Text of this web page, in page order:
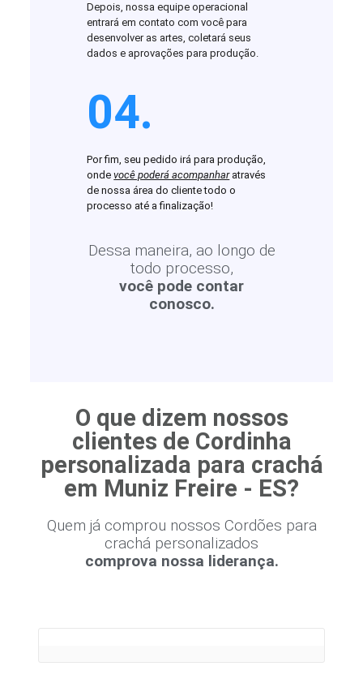
Depois, nossa equipe operacional
entrará em contato com você para
desenvolver as artes, coletará seus
dados e aprovações para produção.
04.
Por fim, seu pedido irá para produção,
ondevocê poderá acompanharatravés
de nossa área do cliente todo o
processo até a finalização!
Dessa maneira, ao longo de
todo processo,
você pode contar
conosco.
O que dizem nossos
clientes de Cordinha
personalizada para crachá
em Muniz Freire - ES?
Quem já comprou nossos Cordões para
crachá personalizados
comprova nossa liderança.